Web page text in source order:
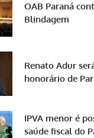
OAB Paraná
Blindagem
Renato Adur
honorário de
IPVA menor é
saúde fiscal do